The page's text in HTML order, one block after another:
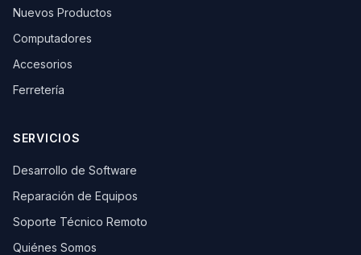
Nuevos Productos
Computadores
Accesorios
Ferretería
SERVICIOS
Desarrollo de Software
Reparación de Equipos
Soporte Técnico Remoto
Quiénes Somos